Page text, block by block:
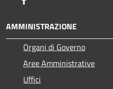
AMMINISTRAZIONE
Organi di Governo
Aree Amministrative
Uffici